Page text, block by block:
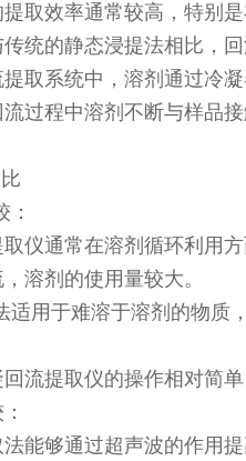
取效率通常较高，特别
统的静态浸提法相比，
取系统中，溶剂通过冷
过程中溶剂不断与样品
：
仪通常在溶剂循环利用
溶剂的使用量较大。
适用于难溶于溶剂的物质
流提取仪的操作相对简
：
能够通过超声波的作用